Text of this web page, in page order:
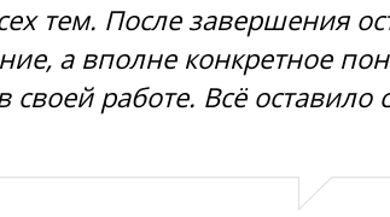
тем. После завершения
а вполне конкретное
своей работе. Всё оставило